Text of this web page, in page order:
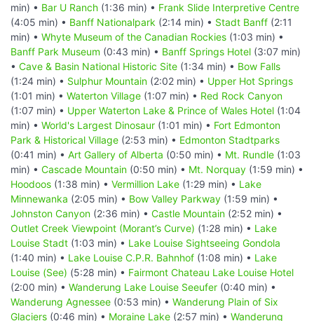
min) • Bar U Ranch (1:36 min) • Frank Slide Interpretive Centre
(4:05 min) • Banff Nationalpark (2:14 min) • Stadt Banff (2:11
min) • Whyte Museum of the Canadian Rockies (1:03 min) •
Banff Park Museum (0:43 min) • Banff Springs Hotel (3:07 min)
• Cave & Basin National Historic Site (1:34 min) • Bow Falls
(1:24 min) • Sulphur Mountain (2:02 min) • Upper Hot Springs
(1:01 min) • Waterton Village (1:07 min) • Red Rock Canyon
(1:07 min) • Upper Waterton Lake & Prince of Wales Hotel (1:04
min) • World's Largest Dinosaur (1:01 min) • Fort Edmonton
Park & Historical Village (2:53 min) • Edmonton Stadtparks
(0:41 min) • Art Gallery of Alberta (0:50 min) • Mt. Rundle (1:03
min) • Cascade Mountain (0:50 min) • Mt. Norquay (1:59 min) •
Hoodoos (1:38 min) • Vermillion Lake (1:29 min) • Lake
Minnewanka (2:05 min) • Bow Valley Parkway (1:59 min) •
Johnston Canyon (2:36 min) • Castle Mountain (2:52 min) •
Outlet Creek Viewpoint (Morant’s Curve) (1:28 min) • Lake
Louise Stadt (1:03 min) • Lake Louise Sightseeing Gondola
(1:40 min) • Lake Louise C.P.R. Bahnhof (1:08 min) • Lake
Louise (See) (5:28 min) • Fairmont Chateau Lake Louise Hotel
(2:00 min) • Wanderung Lake Louise Seeufer (0:40 min) •
Wanderung Agnessee (0:53 min) • Wanderung Plain of Six
Glaciers (0:46 min) • Moraine Lake (2:57 min) • Wanderung